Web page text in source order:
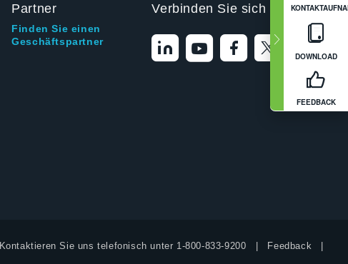
DOWNLOAD
FEEDBACK
Partner
Finden Sie einen
Geschäftspartner
Verbinden Sie sich mit uns
Kontaktieren Sie uns telefonisch unter 1-800-833-9200 Feedback